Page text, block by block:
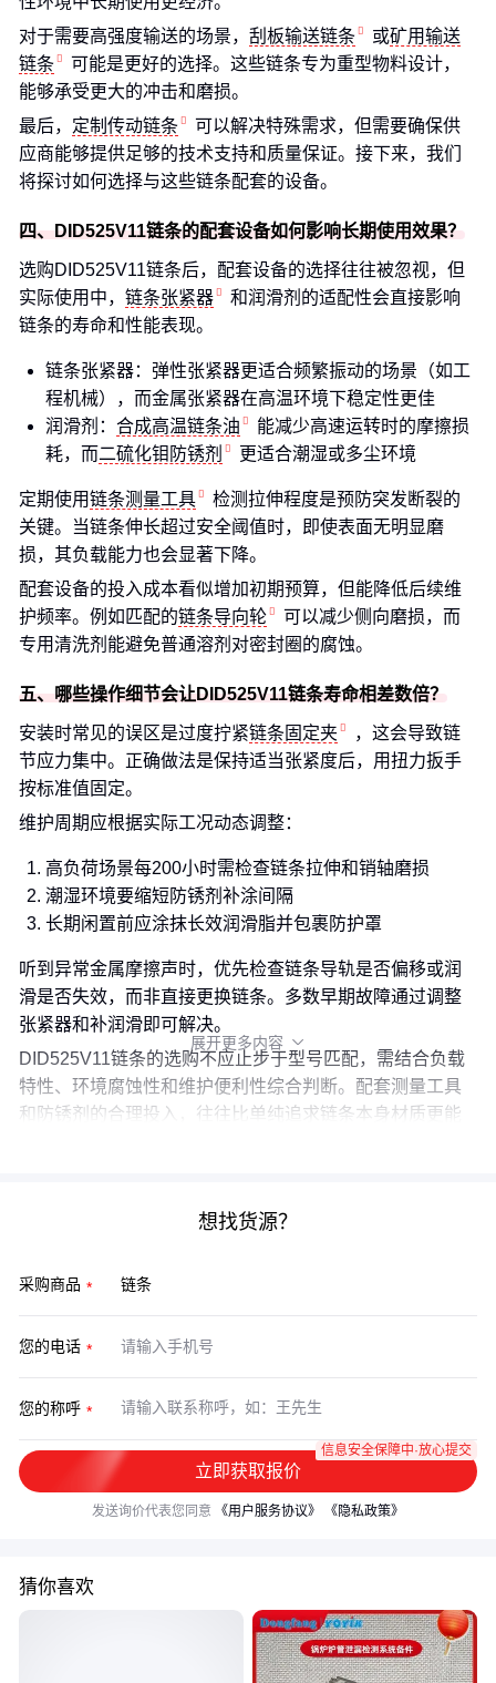
对于需要高强度输送的场景， 刮板输送链条 或矿用输送
链条
可能是更好的选择。这些链条专为重型物料设计，
能够承受更大的冲击和磨损。
最后， 定制传动链条
可以解决特殊需求，但需要确保供
应商能够提供足够的技术支持和质量保证。接下来，我们
将探讨如何选择与这些链条配套的设备。
四、DID525V11链条的配套设备如何影响长期使用效果？
选购DID525V11链条后，配套设备的选择往往被忽视，但
实际使用中， 链条张紧器
和润滑剂的适配性会直接影响
链条的寿命和性能表现。
链条张紧器：弹性张紧器更适合频繁振动的场景（如工
程机械），而金属张紧器在高温环境下稳定性更佳
润滑剂： 合成高温链条油
能减少高速运转时的摩擦损
耗，而二硫化钼防锈剂 更适合潮湿或多尘环境
定期使用链条测量工具
检测拉伸程度是预防突发断裂的
关键。当链条伸长超过安全阈值时，即使表面无明显磨
损，其负载能力也会显著下降。
配套设备的投入成本看似增加初期预算，但能降低后续维
护频率。例如匹配的链条导向轮
可以减少侧向磨损，而
专用清洗剂能避免普通溶剂对密封圈的腐蚀。
五、哪些操作细节会让DID525V11链条寿命相差数倍？
安装时常见的误区是过度拧紧链条固定夹
，这会导致链
节应力集中。正确做法是保持适当张紧度后，用扭力扳手
按标准值固定。
维护周期应根据实际工况动态调整：
高负荷场景每200小时需检查链条拉伸和销轴磨损
潮湿环境要缩短防锈剂补涂间隔
长期闲置前应涂抹长效润滑脂并包裹防护罩
听到异常金属摩擦声时，优先检查链条导轨是否偏移或润
滑是否失效，而非直接更换链条。多数早期故障通过调整
张紧器和补润滑即可解决。
DID525V11链条的选购不应止步于型号匹配，需结合负载
特性、环境腐蚀性和维护便利性综合判断。配套测量工具
和防锈剂的合理投入，往往比单纯追求链条本身材质更能
展开更多内容 
想找货源？
采购商品
您的电话
您的称呼
立即获取报价
信息安全保障中·放心提交
发送询价代表您同意 《用户服务协议》 《隐私政策》
猜你喜欢